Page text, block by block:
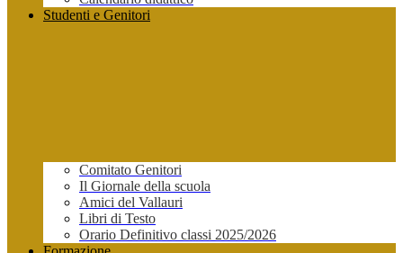
Studenti e Genitori
Comitato Genitori
Il Giornale della scuola
Amici del Vallauri
Libri di Testo
Orario Definitivo classi 2025/2026